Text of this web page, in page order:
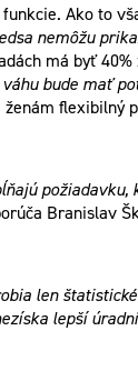
Ako to
nemôžu
má byť
bude mať
flexibilný
Branislav
len
lepší